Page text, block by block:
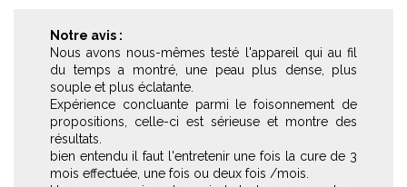
Notre avis :
Nous avons nous-mêmes testé l'appareil qui au fil
du temps a montré, une peau plus dense, plus
souple et plus éclatante.
Expérience concluante parmi le foisonnement de
propositions, celle-ci est sérieuse et montre des
résultats.
bien entendu il faut l'entretenir une fois la cure de 3
mois effectuée, une fois ou deux fois /mois.